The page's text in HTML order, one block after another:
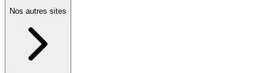
Nos autres sites